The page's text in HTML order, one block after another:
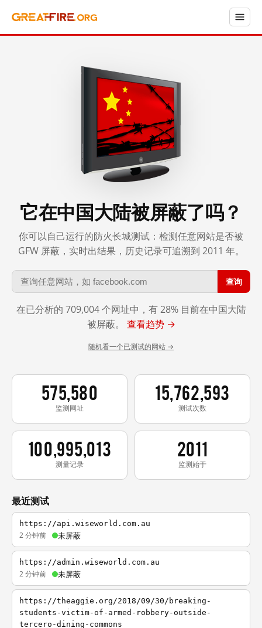
它在中国大陆被屏蔽了吗？
你可以自己运行的防火长城测试：检测任意网站是否被
GFW 屏蔽，实时出结果，历史记录可追溯到 2011 年。
查询
在已分析的 709,004 个网址中，有 28% 目前在中国大陆
被屏蔽。 查看趋势 →
随机看一个已测试的网站 →
575,580
监测网址
15,762,593
测试次数
100,995,013
测量记录
2011
监测始于
最近测试
https://api.wiseworld.com.au
2 分钟前 未屏蔽
https://admin.wiseworld.com.au
2 分钟前 未屏蔽
https://theaggie.org/2018/09/30/breaking-
students-victim-of-armed-robbery-outside-
tercero-dining-commons